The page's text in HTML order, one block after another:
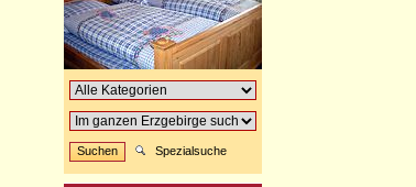
Spezialsuche